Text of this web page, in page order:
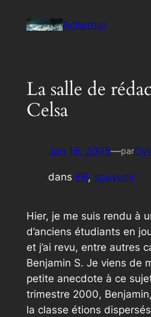
Achernar
La salle de
Celsa
Jan 16, 2005—par
dans FR, souvenir
Hier, je me suis rendu à
d’anciens étudiants en
et j’ai revu, entre autres
Benjamin S. Je viens de
petite anecdote à ce
trimestre 2000,
la classe étions